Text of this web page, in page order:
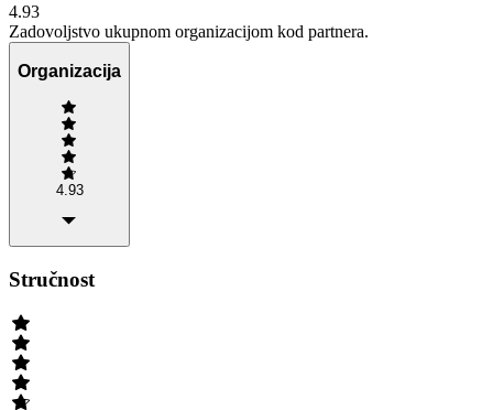
4.93
Zadovoljstvo ukupnom organizacijom kod partnera.
Organizacija
4.93
Stručnost